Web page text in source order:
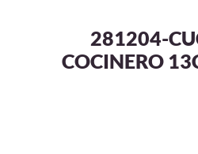
281204-
COCINERO